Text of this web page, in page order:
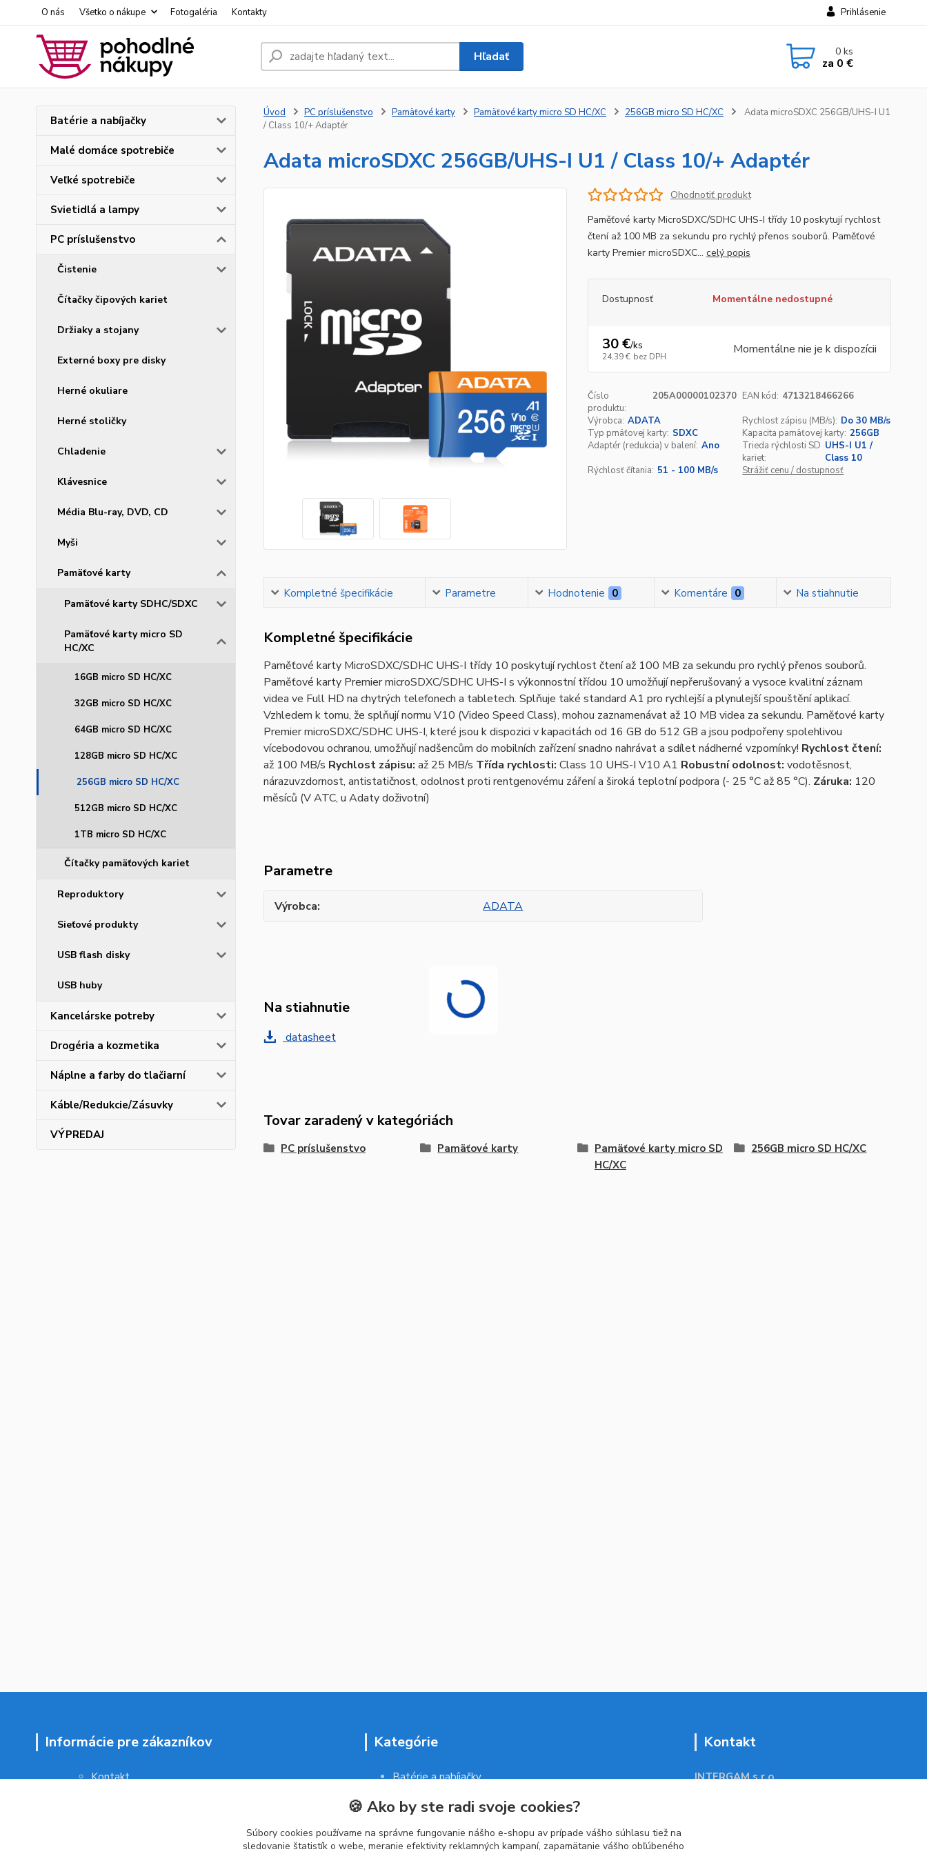
O nás Všetko o nákupe Fotogaléria Kontakty Prihlásenie
Hľadať 0ks
za 0 €
Batérie a nabíjačky
Malé domáce spotrebiče
Veľké spotrebiče
Svietidlá a lampy
PC príslušenstvo
Čistenie
Čítačky čipových kariet
Držiaky a stojany
Externé boxy pre disky
Herné okuliare
Herné stoličky
Chladenie
Klávesnice
Média Blu-ray, DVD, CD
Myši
Pamäťové karty
Pamäťové karty SDHC/SDXC
Pamäťové karty micro SD
HC/XC
16GB micro SD HC/XC
32GB micro SD HC/XC
64GB micro SD HC/XC
128GB micro SD HC/XC
256GB micro SD HC/XC
512GB micro SD HC/XC
1TB micro SD HC/XC
Čítačky pamäťových kariet
Reproduktory
Sieťové produkty
USB flash disky
USB huby
Kancelárske potreby
Drogéria a kozmetika
Náplne a farby do tlačiarní
Káble/Redukcie/Zásuvky
VÝPREDAJ
Úvod PC príslušenstvo Pamäťové karty Pamäťové karty micro SD HC/XC 256GB micro SD HC/XC
Adata microSDXC 256GB/UHS-I U1
/ Class 10/+ Adaptér
Adata microSDXC 256GB/UHS-I U1 / Class 10/+ Adaptér
Ohodnotiť produkt
Paměťové karty MicroSDXC/SDHC UHS-I třídy 10 poskytují rychlost
čtení až 100 MB za sekundu pro rychlý přenos souborů. Paměťové
karty Premier microSDXC... celý popis
Dostupnosť Momentálne nedostupné
30 €/ks
24,39 € bez DPH Momentálne nie je k dispozícii
Číslo
produktu:
205A00000102370 EAN kód: 4713218466266
Výrobca: ADATA Rychlost zápisu (MB/s): Do 30 MB/s
Typ pmäťovej karty: SDXC Kapacita pamäťovej karty: 256GB
Adaptér (redukcia) v balení: Ano
Trieda rýchlosti SD
kariet:
UHS-I U1 /
Class 10
Rýchlosť čítania: 51 - 100 MB/s Strážiť cenu / dostupnosť
Kompletné špecifikácie Parametre Hodnotenie 0 Komentáre 0 Na stiahnutie
Kompletné špecifikácie
Paměťové karty MicroSDXC/SDHC UHS-I třídy 10 poskytují rychlost čtení až 100 MB za sekundu pro rychlý přenos souborů.
Paměťové karty Premier microSDXC/SDHC UHS-I s výkonnostní třídou 10 umožňují nepřerušovaný a vysoce kvalitní záznam
videa ve Full HD na chytrých telefonech a tabletech. Splňuje také standard A1 pro rychlejší a plynulejší spouštění aplikací.
Vzhledem k tomu, že splňují normu V10 (Video Speed Class), mohou zaznamenávat až 10 MB videa za sekundu. Paměťové karty
Premier microSDXC/SDHC UHS-I, které jsou k dispozici v kapacitách od 16 GB do 512 GB a jsou podpořeny spolehlivou
vícebodovou ochranou, umožňují nadšencům do mobilních zařízení snadno nahrávat a sdílet nádherné vzpomínky! Rychlost čtení:
až 100 MB/s Rychlost zápisu: až 25 MB/s Třída rychlosti: Class 10 UHS-I V10 A1 Robustní odolnost: vodotěsnost,
nárazuvzdornost, antistatičnost, odolnost proti rentgenovému záření a široká teplotní podpora (- 25 °C až 85 °C). Záruka: 120
měsíců (V ATC, u Adaty doživotní)
Parametre
Výrobca ADATA
Na stiahnutie
datasheet
Tovar zaradený v kategóriách
PC príslušenstvo Pamäťové karty
Pamäťové karty micro SD
HC/XC
256GB micro SD HC/XC
Informácie pre zákazníkov
Kontakt
Kategórie
Batérie a nabíjačky
Malé domáce spotrebiče
Kancelárske potreby
Kontakt
INTERGAM s.r.o
🍪 Ako by ste radi svoje cookies?
Súbory cookies používame na správne fungovanie nášho e-shopu av prípade vášho súhlasu tiež na
sledovanie štatistík o webe, meranie efektivity reklamných kampaní, zapamätanie vášho obľúbeného